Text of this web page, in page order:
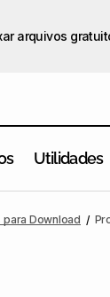
arquivos
Utilidades
para Download